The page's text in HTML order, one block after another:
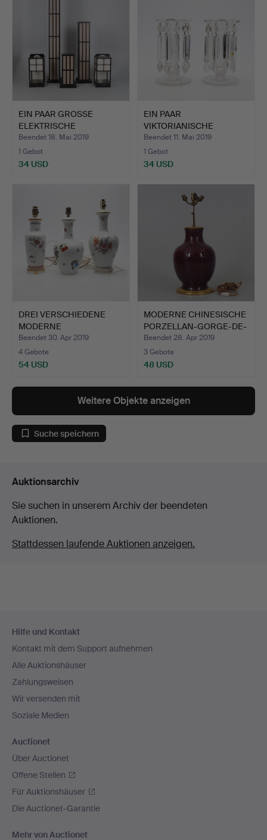
EIN PAAR GROSSE
ELEKTRISCHE
TISCHLAMPEN IM…
Beendet 18. Mai 2019
1 Gebot
34 USD
EIN PAAR
VIKTORIANISCHE
TISCHLÜSTER AUS KL…
Beendet 11. Mai 2019
1 Gebot
34 USD
DREI VERSCHIEDENE
MODERNE
TISCHLAMPEN.
Beendet 30. Apr 2019
4 Gebote
54 USD
MODERNE CHINESISCHE
PORZELLAN-GORGE-DE-
PIG…
Beendet 28. Apr 2019
3 Gebote
48 USD
Weitere Objekte anzeigen
Suche speichern
Auktionsarchiv
Sie suchen in unserem Archiv der beendeten
Auktionen.
Stattdessen laufende Auktionen anzeigen.
Navigation
Hilfe und Kontakt
Kontakt mit dem Support aufnehmen
Alle Auktionshäuser
Zahlungsweisen
Wir versenden mit
Soziale Medien
Auctionet
Über Auctionet
Offene Stellen
Für Auktionshäuser
Die Auctionet-Garantie
Mehr von Auctionet